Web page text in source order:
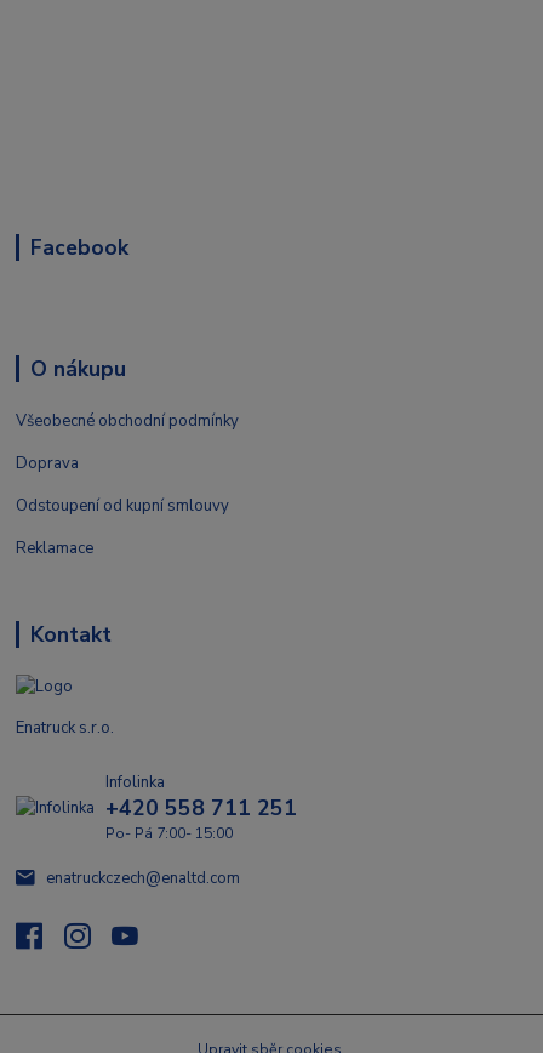
Facebook
O nákupu
Všeobecné obchodní podmínky
Doprava
Odstoupení od kupní smlouvy
Reklamace
Kontakt
Enatruck s.r.o.
Infolinka
+420 558 711 251
Po- Pá 7:00- 15:00
enatruckczech@enaltd.com
Upravit sběr cookies.